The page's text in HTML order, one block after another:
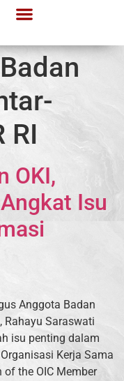
RI
OKI,
Isu
Anggota Badan
Rahayu Saraswati
isu penting dalam
Kerja Sama
the OIC Member